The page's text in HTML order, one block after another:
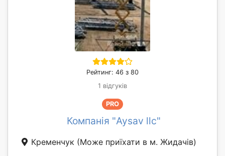
Рейтинг: 46 з 80
1 відгуків
PRO
Компанія "Aysav llc"
Кременчук (Може приїхати в м. Жидачів)